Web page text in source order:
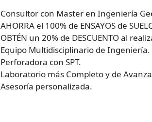
Consultor con Master en Ingeniería
AHORRA el 100% de ENSAYOS de
OBTÉN un 20% de DESCUENTO al
Equipo Multidisciplinario de Ingeniería.
Perforadora con SPT.
Laboratorio más Completo y de
Asesoría personalizada.